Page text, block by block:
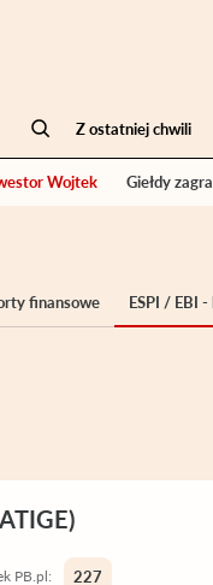
Z ostatniej chwili
Wojtek Giełdy
finansowe ESPI / EBI
PB.pl: 227